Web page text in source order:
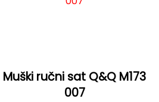
Muški ručni sat Q&Q M173
007